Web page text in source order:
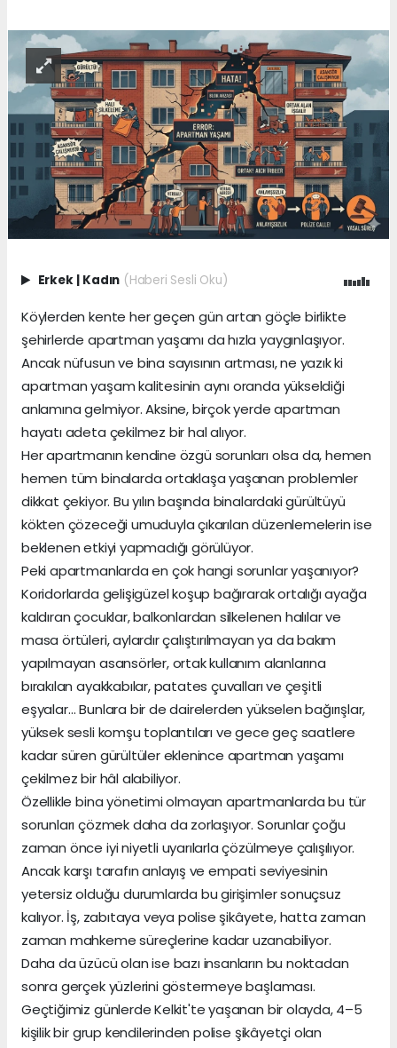
Erkek | Kadın (Haberi Sesli Oku)
Köylerden kente her geçen gün artan göçle birlikte
şehirlerde apartman yaşamı da hızla yaygınlaşıyor.
Ancak nüfusun ve bina sayısının artması, ne yazık ki
apartman yaşam kalitesinin aynı oranda yükseldiği
anlamına gelmiyor. Aksine, birçok yerde apartman
hayatı adeta çekilmez bir hal alıyor.
Her apartmanın kendine özgü sorunları olsa da, hemen
hemen tüm binalarda ortaklaşa yaşanan problemler
dikkat çekiyor. Bu yılın başında binalardaki gürültüyü
kökten çözeceği umuduyla çıkarılan düzenlemelerin ise
beklenen etkiyi yapmadığı görülüyor.
Peki apartmanlarda en çok hangi sorunlar yaşanıyor?
Koridorlarda gelişigüzel koşup bağırarak ortalığı ayağa
kaldıran çocuklar, balkonlardan silkelenen halılar ve
masa örtüleri, aylardır çalıştırılmayan ya da bakım
yapılmayan asansörler, ortak kullanım alanlarına
bırakılan ayakkabılar, patates çuvalları ve çeşitli
eşyalar… Bunlara bir de dairelerden yükselen bağırışlar,
yüksek sesli komşu toplantıları ve gece geç saatlere
kadar süren gürültüler eklenince apartman yaşamı
çekilmez bir hâl alabiliyor.
Özellikle bina yönetimi olmayan apartmanlarda bu tür
sorunları çözmek daha da zorlaşıyor. Sorunlar çoğu
zaman önce iyi niyetli uyarılarla çözülmeye çalışılıyor.
Ancak karşı tarafın anlayış ve empati seviyesinin
yetersiz olduğu durumlarda bu girişimler sonuçsuz
kalıyor. İş, zabıtaya veya polise şikâyete, hatta zaman
zaman mahkeme süreçlerine kadar uzanabiliyor.
Daha da üzücü olan ise bazı insanların bu noktadan
sonra gerçek yüzlerini göstermeye başlaması.
Geçtiğimiz günlerde Kelkit'te yaşanan bir olayda, 4–5
kişilik bir grup kendilerinden polise şikâyetçi olan